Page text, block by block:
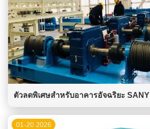
ตัวลดพิเศษสำหรับอาคารอัจฉริยะ SANY
01-20 2026